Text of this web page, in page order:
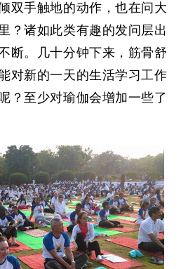
双手触地的动作，也在问大
？诸如此类有趣的发问层出
断。几十分钟下来，筋骨舒
对新的一天的生活学习工作
？至少对瑜伽会增加一些了